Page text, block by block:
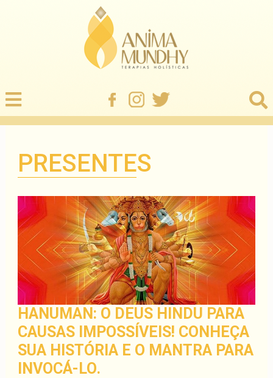
PRESENTES
HANUMAN: O DEUS HINDU PARA
CAUSAS IMPOSSÍVEIS! CONHEÇA
SUA HISTÓRIA E O MANTRA PARA
INVOCÁ-LO.